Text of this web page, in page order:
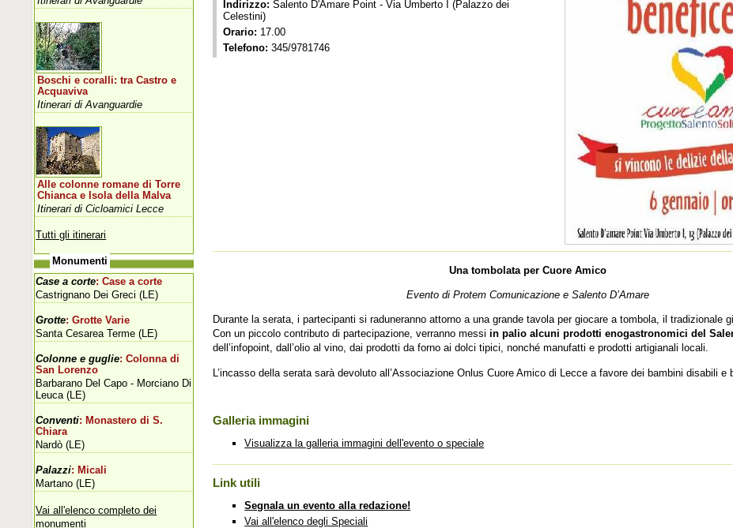
Indirizzo: Salento D'Amare Point - Via Umberto I (Palazzo dei
Celestini)
Orario: 17.00
Telefono: 345/9781746
Una tombolata per Cuore Amico
Evento di Protem Comunicazione e Salento D’Amare
Durante la serata, i partecipanti si raduneranno attorno a una grande tavola per giocare a tombola, il tradizionale
Con un piccolo contributo di partecipazione, verranno messiin palio alcuni prodotti enogastronomici del
dell’infopoint, dall’olio al vino, dai prodotti da forno ai dolci tipici, nonché manufatti e prodotti artigianali locali.
L’incasso della serata sarà devoluto all’Associazione Onlus Cuore Amico di Lecce a favore dei bambini disabili e
Galleria immagini
Visualizza la galleria immagini dell'evento o speciale
Link utili
Segnala un evento alla redazione!
Vai all'elenco degli Speciali
Boschi e coralli: tra Castro e
Acquaviva
Itinerari di Avanguardie
Alle colonne romane di Torre
Chianca e Isola della Malva
Itinerari di Cicloamici Lecce
Tutti gli itinerari
Monumenti
Case a corte: Case a corte
Castrignano Dei Greci (LE)
Grotte: Grotte Varie
Santa Cesarea Terme (LE)
Colonne e guglie: Colonna di
San Lorenzo
Barbarano Del Capo - Morciano Di
Leuca (LE)
Conventi: Monastero di S.
Chiara
Nardò (LE)
Palazzi: Micali
Martano (LE)
Vai all'elenco completo dei
monumenti